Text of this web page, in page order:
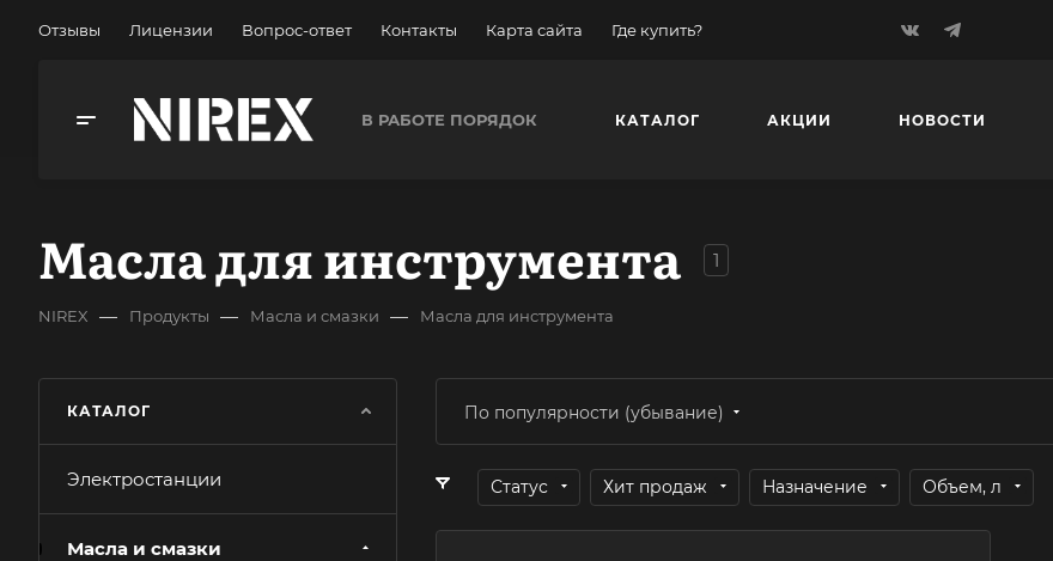
Отзывы Лицензии Вопрос-ответ Контакты Карта сайта Где купить?
В РАБОТЕ ПОРЯДОК КАТАЛОГ АКЦИИ НОВОСТИ
Масла для инструмента 1
NIREX — Продукты — Масла и смазки — Масла для инструмента
По популярности (убывание)
Статус Хит продаж Назначение Объем, л
КАТАЛОГ
Электростанции
Масла и смазки